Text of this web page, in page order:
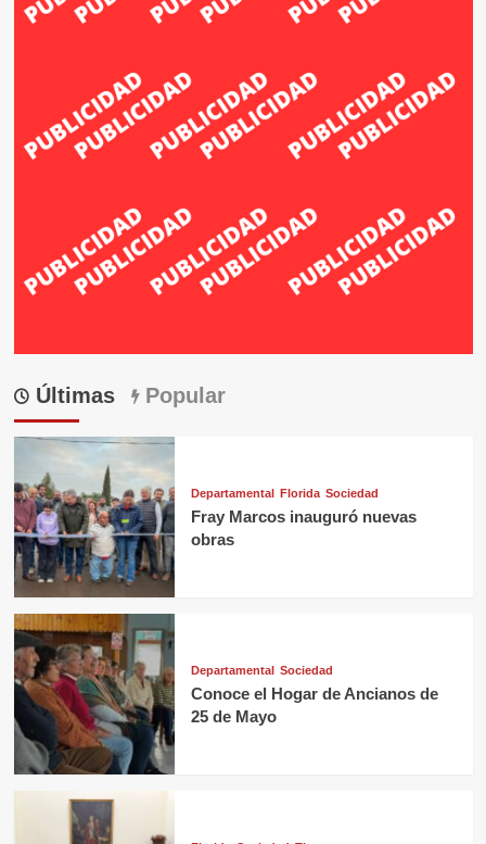
Últimas Popular
Departamental Florida Sociedad
Fray Marcos inauguró nuevas
obras
Departamental Sociedad
Conoce el Hogar de Ancianos de
25 de Mayo